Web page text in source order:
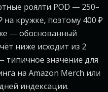
роялти POD — 250–
на кружке, поэтому 400 ₽
— обоснованный
ниже исходит из 2
значение для
на Amazon Merch или
индексации.